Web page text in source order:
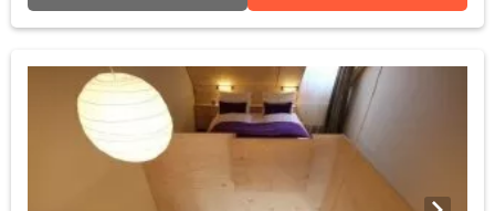
auf ihrem Ausguck gemütlich machen können.
Standards der internationalen Hotellerie. Als Gast verfügen Sie
u.a. über eine regelbare Klimaanlage, 40 Zoll LCD-TV, Sky-free-to-
Guest, kostenfreies WLan, Radio, Telefon, Safe, Wecker sowie
eine Kaffee- und Teestation.